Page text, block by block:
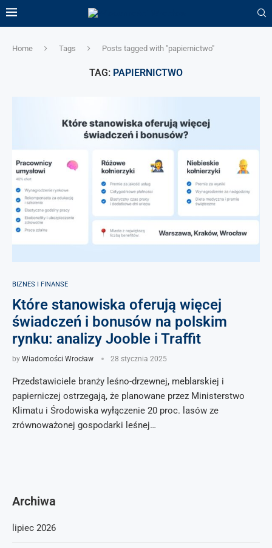
Home Tags Posts tagged with "papiernictwo"
TAG: PAPIERNICTWO
BIZNES I FINANSE
Które stanowiska oferują więcej
świadczeń i bonusów na polskim
rynku: analizy Jooble i Traffit
by Wiadomości Wrocław 28 stycznia 2025
Przedstawiciele branży leśno-drzewnej, meblarskiej i
papierniczej ostrzegają, że planowane przez Ministerstwo
Klimatu i Środowiska wyłączenie 20 proc. lasów ze
zrównoważonej gospodarki leśnej…
Archiwa
lipiec 2026